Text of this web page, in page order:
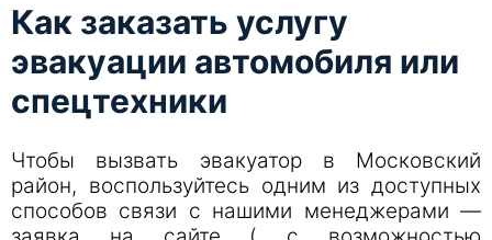
Как заказать услугу
эвакуации автомобиля или
спецтехники
Чтобы вызвать эвакуатор в Московский
район, воспользуйтесь одним из доступных
способов связи с нашими менеджерами —